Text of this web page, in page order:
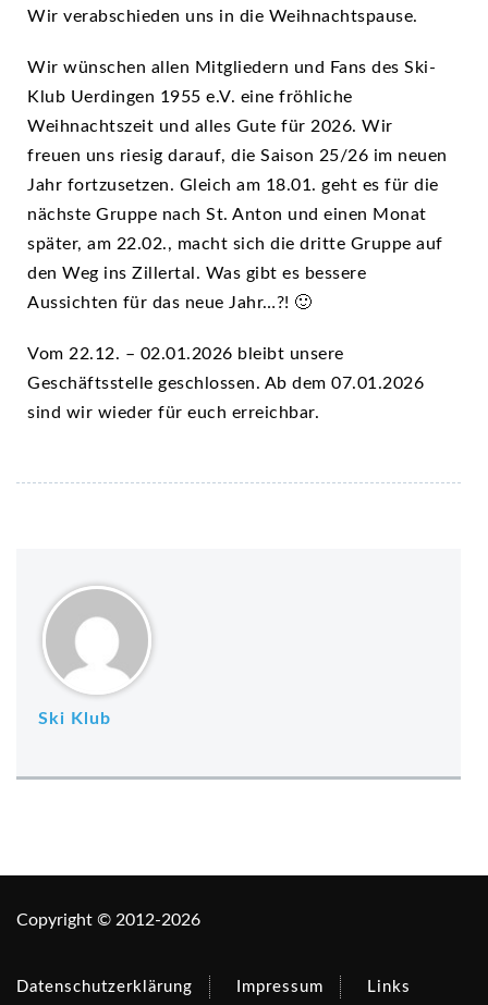
Wir verabschieden uns in die Weihnachtspause.
Wir wünschen allen Mitgliedern und Fans des Ski-
Klub Uerdingen 1955 e.V. eine fröhliche
Weihnachtszeit und alles Gute für 2026. Wir
freuen uns riesig darauf, die Saison 25/26 im neuen
Jahr fortzusetzen. Gleich am 18.01. geht es für die
nächste Gruppe nach St. Anton und einen Monat
später, am 22.02., macht sich die dritte Gruppe auf
den Weg ins Zillertal. Was gibt es bessere
Aussichten für das neue Jahr…?! 🙂
Vom 22.12. – 02.01.2026 bleibt unsere
Geschäftsstelle geschlossen. Ab dem 07.01.2026
sind wir wieder für euch erreichbar.
Ski Klub
Copyright © 2012-2026
Datenschutzerklärung Impressum Links